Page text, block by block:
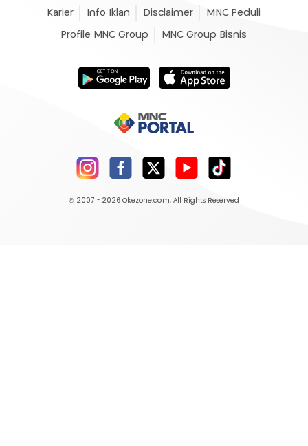
Karier Info Iklan Disclaimer MNC Peduli
Profile MNC Group MNC Group Bisnis
© 2007 - 2026 Okezone.com, All Rights Reserved